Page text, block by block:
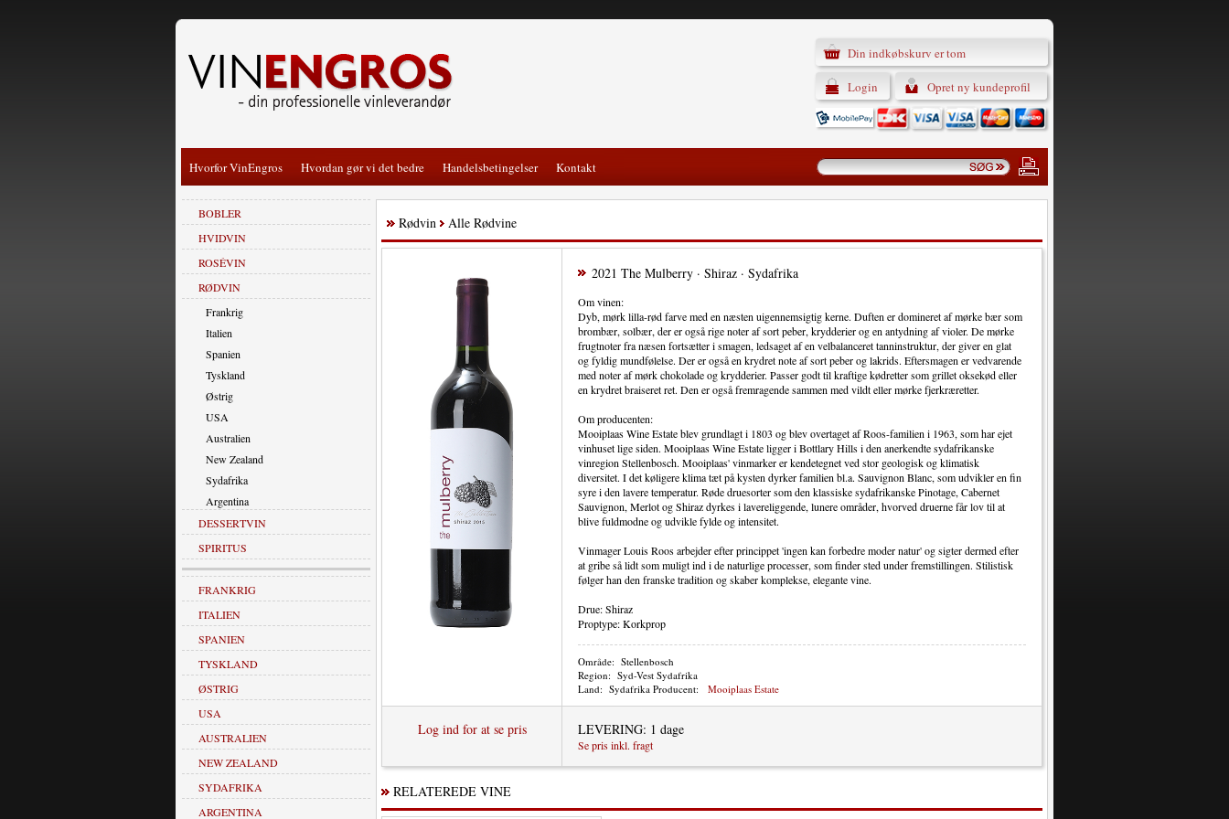
Din indkøbskurv er tom
Opret ny kundeprofil
Login
Hvorfor VinEngros Hvordan gør vi det bedre Handelsbetingelser Kontakt
BOBLER
HVIDVIN
ROSÉVIN
RØDVIN
Frankrig
Italien
Spanien
Tyskland
Østrig
USA
Australien
New Zealand
Sydafrika
Argentina
DESSERTVIN
SPIRITUS
FRANKRIG
ITALIEN
SPANIEN
TYSKLAND
ØSTRIG
USA
AUSTRALIEN
NEW ZEALAND
SYDAFRIKA
ARGENTINA
Rødvin Alle Rødvine
2021 The Mulberry · Shiraz · Sydafrika
Om vinen:
Dyb, mørk lilla-rød farve med en næsten uigennemsigtig kerne. Duften er domineret af mørke bær som
brombær, solbær, der er også rige noter af sort peber, krydderier og en antydning af violer. De mørke
frugtnoter fra næsen fortsætter i smagen, ledsaget af en velbalanceret tanninstruktur, der giver en glat
og fyldig mundfølelse. Der er også en krydret note af sort peber og lakrids. Eftersmagen er vedvarende
med noter af mørk chokolade og krydderier. Passer godt til kraftige kødretter som grillet oksekød eller
en krydret braiseret ret. Den er også fremragende sammen med vildt eller mørke fjerkræretter.
Om producenten:
Mooiplaas Wine Estate blev grundlagt i 1803 og blev overtaget af Roos-familien i 1963, som har ejet
vinhuset lige siden. Mooiplaas Wine Estate ligger i Bottlary Hills i den anerkendte sydafrikanske
vinregion Stellenbosch. Mooiplaas' vinmarker er kendetegnet ved stor geologisk og klimatisk
diversitet. I det køligere klima tæt på kysten dyrker familien bl.a. Sauvignon Blanc, som udvikler en fin
syre i den lavere temperatur. Røde druesorter som den klassiske sydafrikanske Pinotage, Cabernet
Sauvignon, Merlot og Shiraz dyrkes i lavereliggende, lunere områder, hvorved druerne får lov til at
blive fuldmodne og udvikle fylde og intensitet.
Vinmager Louis Roos arbejder efter princippet 'ingen kan forbedre moder natur' og sigter dermed efter
at gribe så lidt som muligt ind i de naturlige processer, som finder sted under fremstillingen. Stilistisk
følger han den franske tradition og skaber komplekse, elegante vine.
Drue: Shiraz
Proptype: Korkprop
Område: Stellenbosch
Region: Syd-Vest Sydafrika
Land: Sydafrika Producent: Mooiplaas Estate
Log ind for at se pris LEVERING: 1 dage
Se pris inkl. fragt
RELATEREDE VINE